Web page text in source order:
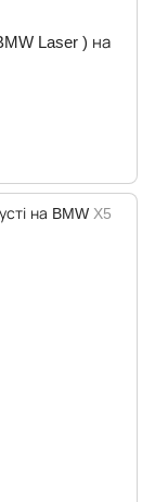
Laser ) на